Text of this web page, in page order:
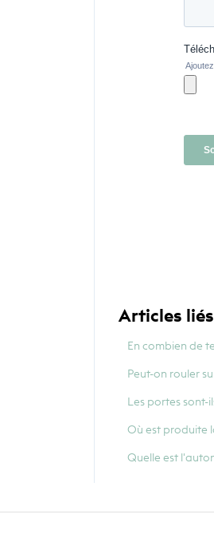
Articles liés
En combien de
Peut-on rouler
Les portes sont-
Où est produite
Quelle est